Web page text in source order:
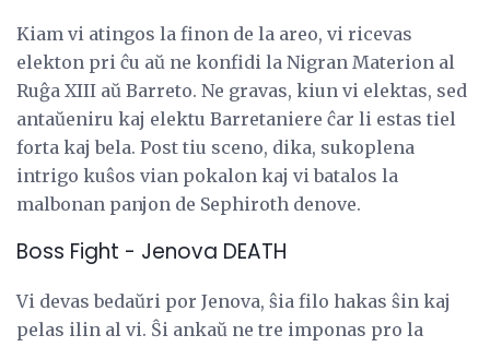
Kiam vi atingos la finon de la areo, vi ricevas
elekton pri ĉu aŭ ne konfidi la Nigran Materion al
Ruĝa XIII aŭ Barreto. Ne gravas, kiun vi elektas, sed
antaŭeniru kaj elektu Barretaniere ĉar li estas tiel
forta kaj bela. Post tiu sceno, dika, sukoplena
intrigo kuŝos vian pokalon kaj vi batalos la
malbonan panjon de Sephiroth denove.
Boss Fight - Jenova DEATH
Vi devas bedaŭri por Jenova, ŝia filo hakas ŝin kaj
pelas ilin al vi. Ŝi ankaŭ ne tre imponas pro la